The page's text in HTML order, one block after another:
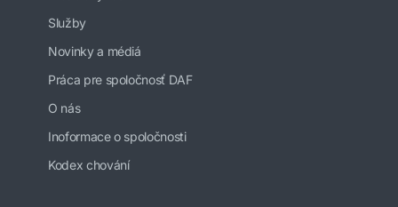
Služby
Novinky a médiá
Práca pre spoločnosť DAF
O nás
Inoformace o spoločnosti
Kodex chování